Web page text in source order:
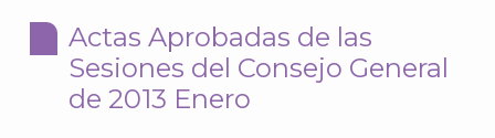
Actas Aprobadas de las
Sesiones del Consejo General
de 2013 Enero